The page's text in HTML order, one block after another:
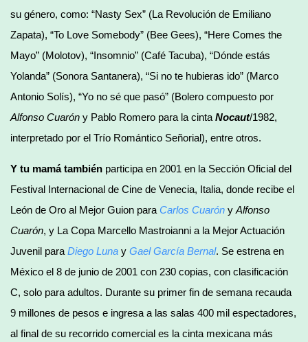
su género, como: “Nasty Sex” (La Revolución de Emiliano
Zapata), “To Love Somebody” (Bee Gees), “Here Comes the
Mayo” (Molotov), “Insomnio” (Café Tacuba), “Dónde estás
Yolanda” (Sonora Santanera), “Si no te hubieras ido” (Marco
Antonio Solís), “Yo no sé que pasó” (Bolero compuesto por
Alfonso Cuarón y Pablo Romero para la cinta Nocaut/1982,
interpretado por el Trío Romántico Señorial), entre otros.
Y tu mamá también participa en 2001 en la Sección Oficial del
Festival Internacional de Cine de Venecia, Italia, donde recibe el
León de Oro al Mejor Guion para Carlos Cuarón y Alfonso
Cuarón, y La Copa Marcello Mastroianni a la Mejor Actuación
Juvenil para Diego Luna y Gael García Bernal. Se estrena en
México el 8 de junio de 2001 con 230 copias, con clasificación
C, solo para adultos. Durante su primer fin de semana recauda
9 millones de pesos e ingresa a las salas 400 mil espectadores,
al final de su recorrido comercial es la cinta mexicana más